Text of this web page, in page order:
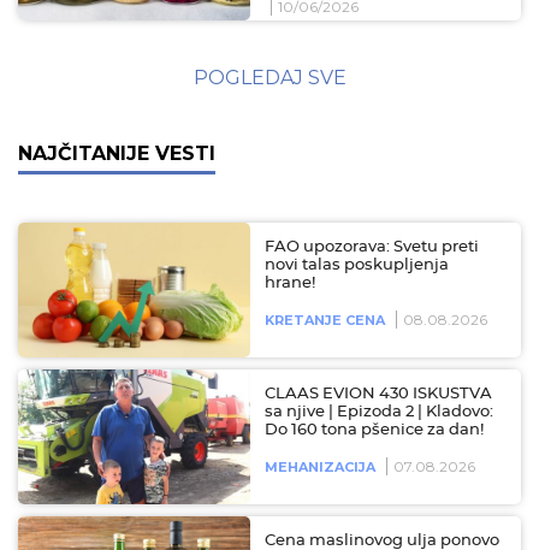
10/06/2026
POGLEDAJ SVE
NAJČITANIJE VESTI
FAO upozorava: Svetu preti
novi talas poskupljenja
hrane!
KRETANJE CENA 08.08.2026
CLAAS EVION 430 ISKUSTVA
sa njive | Epizoda 2 | Kladovo:
Do 160 tona pšenice za dan!
MEHANIZACIJA 07.08.2026
Cena maslinovog ulja ponovo